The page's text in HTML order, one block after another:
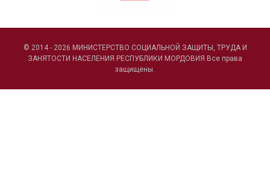
© 2014 - 2026 МИНИСТЕРСТВО СОЦИАЛЬНОЙ ЗАЩИТЫ, ТРУДА И
ЗАНЯТОСТИ НАСЕЛЕНИЯ РЕСПУБЛИКИ МОРДОВИЯ Все права
защищены.